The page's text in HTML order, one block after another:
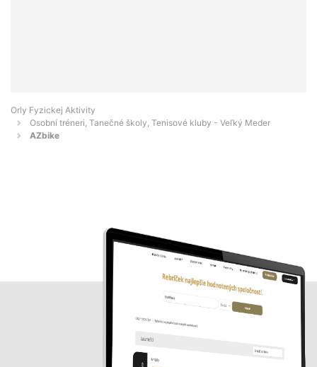
Orly Fyzickej Aktivity
Osobní tréneri, Tanečné školy, Tenisové kluby - Veľký Meder
AZbike